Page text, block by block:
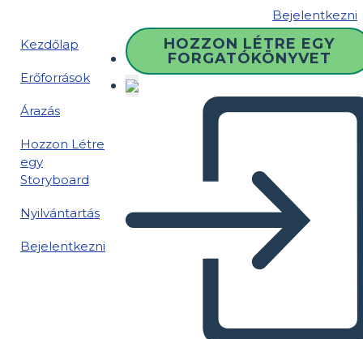
Bejelentkezni
Kezdőlap
Erőforrások
Árazás
Hozzon Létre
egy
Storyboard
Nyilvántartás
Bejelentkezni
HOZZON LÉTRE EGY
FORGATÓKÖNYVET